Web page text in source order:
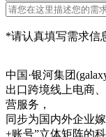
*请认真填写需求信
中国·银河集团
出口跨境线上电商
营服务，
同步为国内外企业
+账号”立体矩阵的